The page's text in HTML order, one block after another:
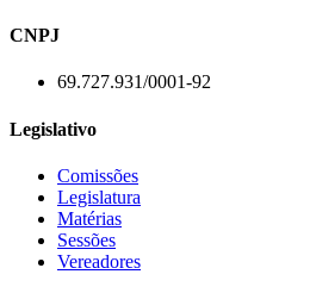
CNPJ
69.727.931/0001-92
Legislativo
Comissões
Legislatura
Matérias
Sessões
Vereadores